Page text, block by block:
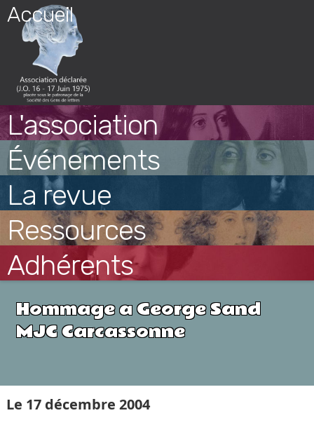
Skip
content
Accueil
L'association
Événements
La revue
Ressources
Adhérents
Hommage a George Sand
MJC Carcassonne
Le 17 décembre 2004